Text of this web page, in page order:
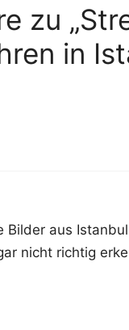
zu
in
Bil­der aus
nicht rich­tig